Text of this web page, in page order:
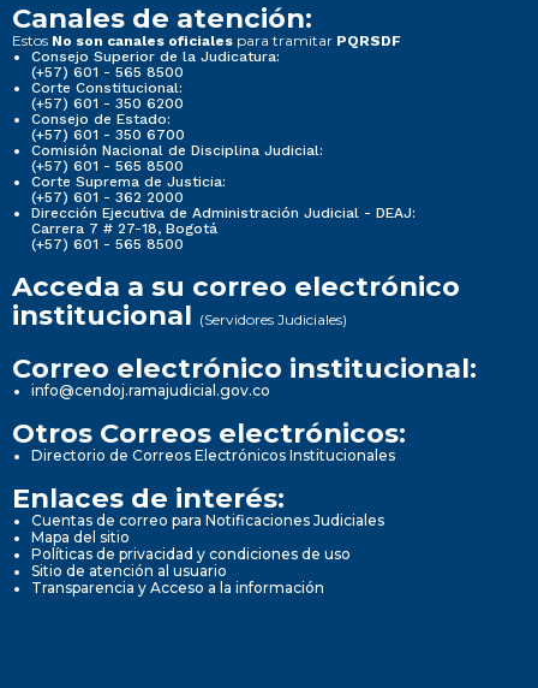
Canales de atención:
Estos No son canales oficiales para tramitar PQRSDF
Consejo Superior de la Judicatura:
(+57) 601 - 565 8500
Corte Constitucional:
(+57) 601 - 350 6200
Consejo de Estado:
(+57) 601 - 350 6700
Comisión Nacional de Disciplina Judicial:
(+57) 601 - 565 8500
Corte Suprema de Justicia:
(+57) 601 - 362 2000
Dirección Ejecutiva de Administración Judicial - DEAJ:
Carrera 7 # 27-18, Bogotá
(+57) 601 - 565 8500
Acceda a su correo electrónico
institucional (Servidores Judiciales)
Correo electrónico institucional:
info@cendoj.ramajudicial.gov.co
Otros Correos electrónicos:
Directorio de Correos Electrónicos Institucionales
Enlaces de interés:
Cuentas de correo para Notificaciones Judiciales
Mapa del sitio
Políticas de privacidad y condiciones de uso
Sitio de atención al usuario
Transparencia y Acceso a la información